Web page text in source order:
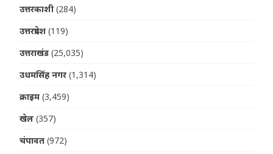
उत्तरकाशी (284)
उत्तरप्रदेश (119)
उत्तराखंड (25,035)
उधमसिंह नगर (1,314)
क्राइम (3,459)
खेल (357)
चंपावत (972)